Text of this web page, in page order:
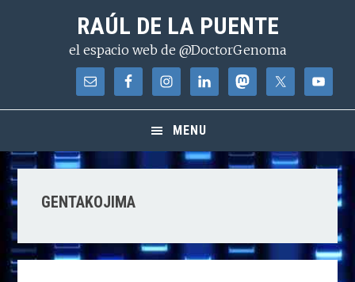
contenido
RAÚL DE LA PUENTE
el espacio web de @DoctorGenoma
MENU
GENTAKOJIMA